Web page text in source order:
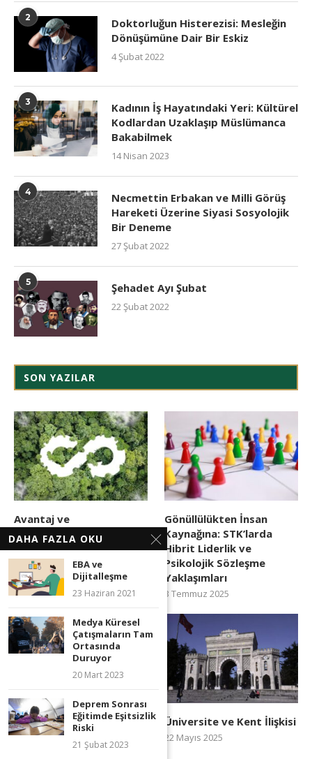
2
Doktorluğun Histerezisi: Mesleğin
Dönüşümüne Dair Bir Eskiz
4 Şubat 2022
3
Kadının İş Hayatındaki Yeri: Kültürel
Kodlardan Uzaklaşıp Müslümanca
Bakabilmek
14 Nisan 2023
4
Necmettin Erbakan ve Milli Görüş
Hareketi Üzerine Siyasi Sosyolojik
Bir Deneme
27 Şubat 2022
5 Şehadet Ayı Şubat
22 Şubat 2022
SON YAZILAR
Avantaj ve
Dezavantajlarıyla
Geleceğimizin Kodları:
İklim Kanunu
7 Temmuz 2025
Gönüllülükten İnsan
Kaynağına: STK’larda
Hibrit Liderlik ve
Psikolojik Sözleşme
Yaklaşımları
3 Temmuz 2025
Türkiye’de Şehirleşme ve
İmar: Mevcut Durum ve
Üniversite ve Kent İlişkisi
22 Mayıs 2025
DAHA FAZLA OKU
EBA ve
Dijitalleşme
23 Haziran 2021
Medya Küresel
Çatışmaların Tam
Ortasında
Duruyor
20 Mart 2023
Deprem Sonrası
Eğitimde Eşitsizlik
Riski
21 Şubat 2023